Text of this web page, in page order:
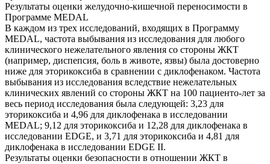
Результаты оценки желудочно-кишечной переносимости в
Программе MEDAL
В каждом из трех исследований, входящих в Программу
MEDAL, частота выбывания из исследования для любого
клинического нежелательного явления со стороны ЖКТ
(например, диспепсия, боль в животе, язвы) была достоверно
ниже для эторикоксиба в сравнении с диклофенаком. Частота
выбывания из исследования вследствие нежелательных
клинических явлений со стороны ЖКТ на 100 пациенто-лет за
весь период исследования была следующей: 3,23 для
эторикоксиба и 4,96 для диклофенака в исследовании
MEDAL; 9,12 для эторикоксиба и 12,28 для диклофенака в
исследовании EDGE, и 3,71 для эторикоксиба и 4,81 для
диклофенака в исследовании EDGE II.
Результаты оценки безопасности в отношении ЖКТ в